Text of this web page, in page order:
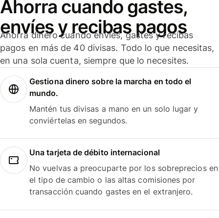
Ahorra cuando gastes,
envíes y recibas pagos
Ahorra dinero cuando envíes, gastes y recibas
pagos en más de 40 divisas. Todo lo que necesitas,
en una sola cuenta, siempre que lo necesites.
Gestiona dinero sobre la marcha en todo el
mundo.
Mantén tus divisas a mano en un solo lugar y
conviértelas en segundos.
Una tarjeta de débito internacional
No vuelvas a preocuparte por los sobreprecios en
el tipo de cambio o las altas comisiones por
transacción cuando gastes en el extranjero.